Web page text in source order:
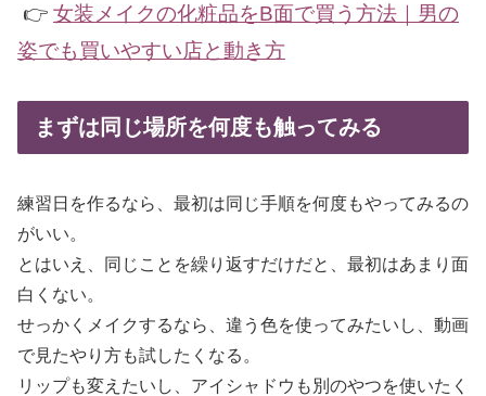
👉 女装メイクの化粧品をB面で買う方法｜男の
姿でも買いやすい店と動き方
まずは同じ場所を何度も触ってみる
練習日を作るなら、最初は同じ手順を何度もやってみるの
がいい。
とはいえ、同じことを繰り返すだけだと、最初はあまり面
白くない。
せっかくメイクするなら、違う色を使ってみたいし、動画
で見たやり方も試したくなる。
リップも変えたいし、アイシャドウも別のやつを使いたく